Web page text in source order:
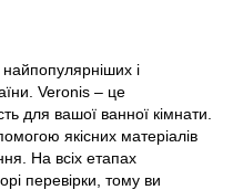
і
Veronis – це
для вашої ванної кімнати.
якісних матеріалів
На всіх етапах
перевірки, тому ви